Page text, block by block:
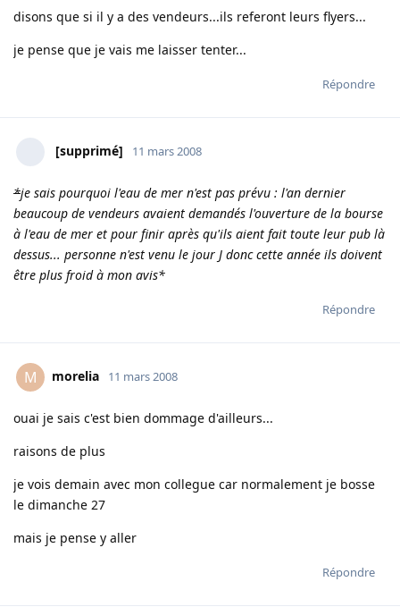
disons que si il y a des vendeurs...ils referont leurs flyers...
je pense que je vais me laisser tenter...
Répondre
[supprimé] 11 mars 2008
*je sais pourquoi l'eau de mer n'est pas prévu : l'an dernier
beaucoup de vendeurs avaient demandés l'ouverture de la bourse
à l'eau de mer et pour finir après qu'ils aient fait toute leur pub là
dessus... personne n'est venu le jour J donc cette année ils doivent
être plus froid à mon avis*
Répondre
M morelia 11 mars 2008
ouai je sais c'est bien dommage d'ailleurs...
raisons de plus
je vois demain avec mon collegue car normalement je bosse
le dimanche 27
mais je pense y aller
Répondre